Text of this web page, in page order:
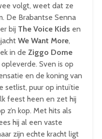
volgt, weet dat ze
De Brabantse Senna
bij The Voice Kids en
We Want More,
in de Ziggo Dome
opleverde. Sven is op
en de koning van
setlist, puur op intuïtie
feest heen en zet hij
z’n kop. Met hits als
hij al een vaste
zijn echte kracht ligt